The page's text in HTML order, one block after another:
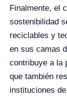
Finalmente, el
sostenibilidad
reciclables y
en sus camas
contribuye a la
que también
instituciones